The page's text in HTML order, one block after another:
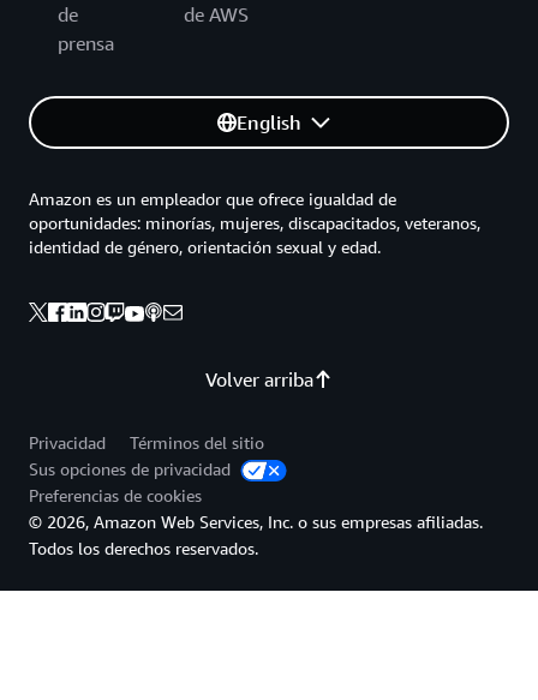
de
prensa
de AWS
English
Volver arriba
Amazon es un empleador que ofrece igualdad de
oportunidades: minorías, mujeres, discapacitados, veteranos,
identidad de género, orientación sexual y edad.
Privacidad
Términos del sitio
Sus opciones de privacidad
Preferencias de cookies
© 2026, Amazon Web Services, Inc. o sus empresas afiliadas.
Todos los derechos reservados.